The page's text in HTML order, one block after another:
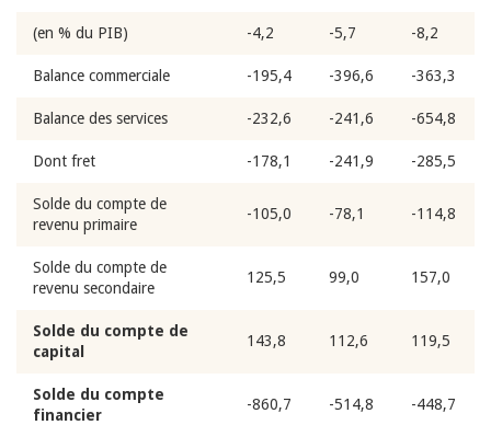
(en % du PIB) -4,2 -5,7 -8,2
Balance commerciale -195,4 -396,6 -363,3
Balance des services -232,6 -241,6 -654,8
Dont fret -178,1 -241,9 -285,5
Solde du compte de
revenu primaire
-105,0 -78,1 -114,8
Solde du compte de
revenu secondaire
125,5 99,0 157,0
Solde du compte de
capital
143,8 112,6 119,5
Solde du compte
financier
-860,7 -514,8 -448,7